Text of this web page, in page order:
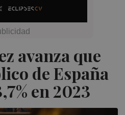
avanza que
de España
en 2023